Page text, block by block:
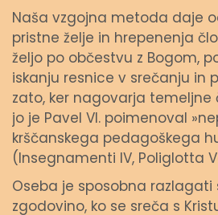
Naša vzgojna metoda daje
pristne želje in hrepenenja
željo po občestvu z Bogom,
iskanju resnice v srečanju in
zato, ker nagovarja temeljne
jo je Pavel VI. poimenoval
krščanskega pedagoškega
(Insegnamenti IV, Poliglotta
Oseba je sposobna razlagati
zgodovino, ko se sreča s